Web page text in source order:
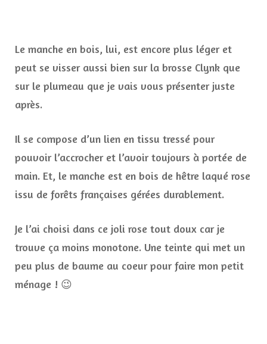
Le manche en bois, lui, est encore plus léger et
peut se visser aussi bien sur la brosse Clynk que
sur le plumeau que je vais vous présenter juste
après.
Il se compose d’un lien en tissu tressé pour
pouvoir l’accrocher et l’avoir toujours à portée de
main. Et, le manche est en bois de hêtre laqué rose
issu de forêts françaises gérées durablement.
Je l’ai choisi dans ce joli rose tout doux car je
trouve ça moins monotone. Une teinte qui met un
peu plus de baume au coeur pour faire mon petit
ménage ! 😉